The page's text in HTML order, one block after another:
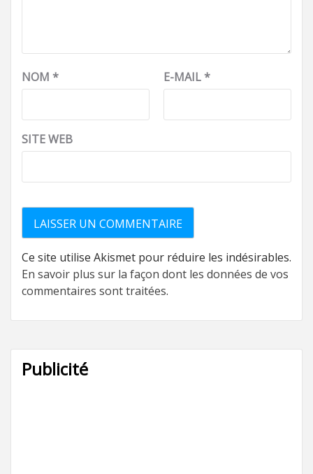
NOM * E-MAIL*
SITE WEB
Ce site utilise Akismet pour réduire les indésirables.
En savoir plus sur la façon dont les données de vos
commentaires sont traitées.
Publicité